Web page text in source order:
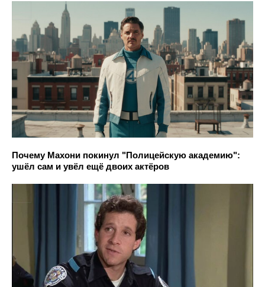
Почему Махони покинул "Полицейскую академию":
ушёл сам и увёл ещё двоих актёров